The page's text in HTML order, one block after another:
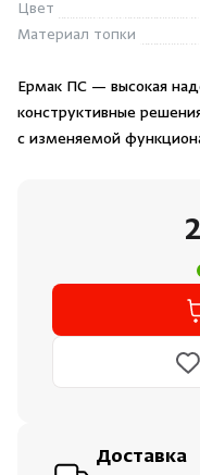
Цвет
Материал топки
Ермак ПС — высокая
конструктивные
с изменяемой
Доставка